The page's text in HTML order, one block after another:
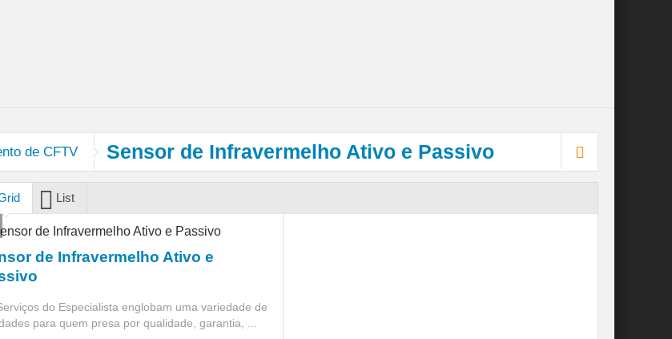
de CFTV Sensor de Infravermelho Ativo e Passivo
List
de Infravermelho Ativo e
do Especialista englobam uma variedade de
para quem presa por qualidade, garantia, ...